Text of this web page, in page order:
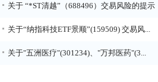
关于 “*ST清越”（688496）交易风险的提示
关于“纳指科技ETF景顺”(159509) 交易风...
关于"五洲医疗"(301234)、"万邦医药"(3...